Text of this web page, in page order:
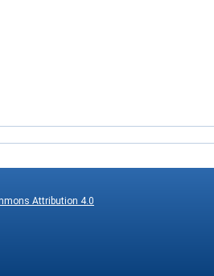
Attribution 4.0